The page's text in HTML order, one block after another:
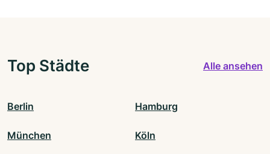
Top Städte Alle ansehen
Berlin Hamburg
München Köln